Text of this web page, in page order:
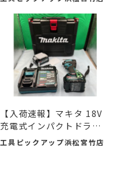
【入荷速報】マキタ 18V
充電式インパクトドライ
バ...
工具ピックアップ浜松宮竹店